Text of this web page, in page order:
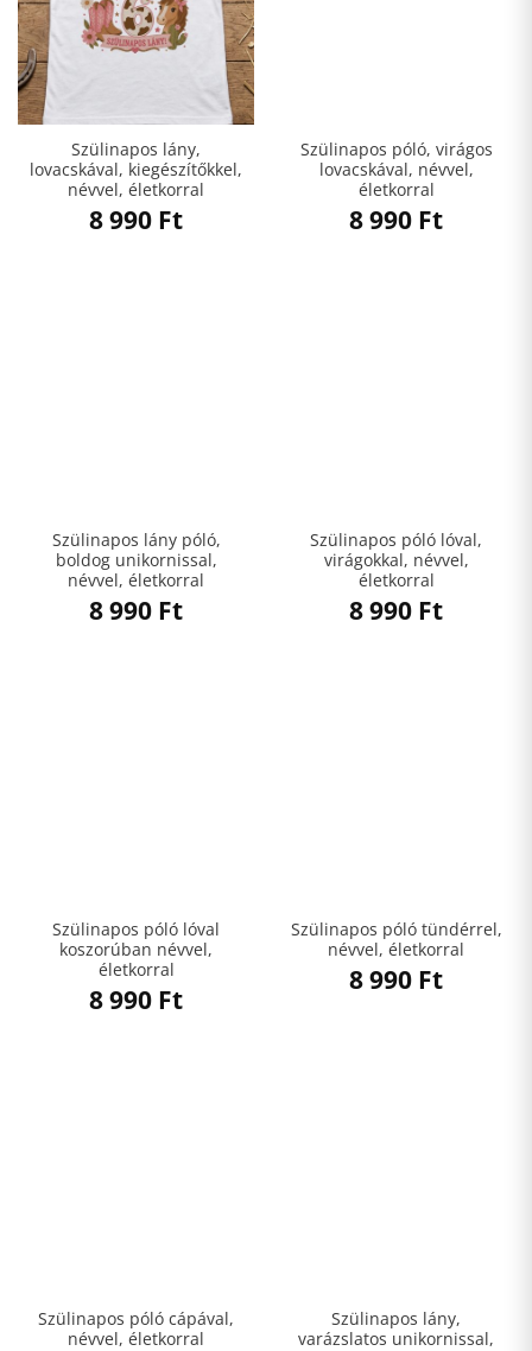
Szülinapos lány,
lovacskával, kiegészítőkkel,
névvel, életkorral
8 990 Ft
Szülinapos póló, virágos
lovacskával, névvel,
életkorral
8 990 Ft
Szülinapos lány póló,
boldog unikornissal,
névvel, életkorral
8 990 Ft
Szülinapos póló lóval,
virágokkal, névvel,
életkorral
8 990 Ft
Szülinapos póló lóval
koszorúban névvel,
életkorral
8 990 Ft
Szülinapos póló tündérrel,
névvel, életkorral
8 990 Ft
Szülinapos póló cápával,
névvel, életkorral
Szülinapos lány,
varázslatos unikornissal,